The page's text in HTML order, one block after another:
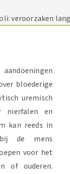
veroorzaken
bloederige
uremisch
nierfalen en
kan reeds in
de mens
voor het
of ouderen.